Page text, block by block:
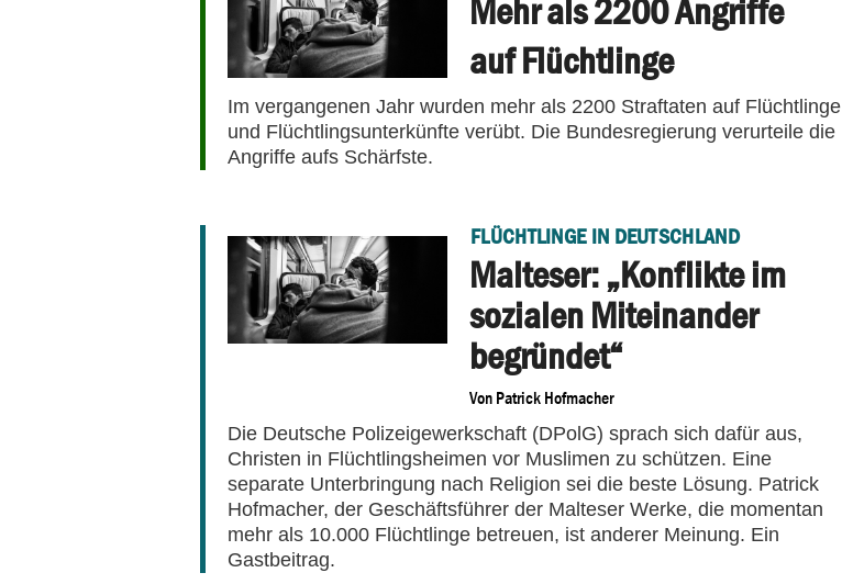
Mehr als 2200 Angriffe
auf Flüchtlinge
Im vergangenen Jahr wurden mehr als 2200 Straftaten auf Flüchtlinge
und Flüchtlingsunterkünfte verübt. Die Bundesregierung verurteile die
Angriffe aufs Schärfste.
FLÜCHTLINGE IN DEUTSCHLAND
Malteser: „Konflikte im
sozialen Miteinander
begründet“
Von Patrick Hofmacher
Die Deutsche Polizeigewerkschaft (DPolG) sprach sich dafür aus,
Christen in Flüchtlingsheimen vor Muslimen zu schützen. Eine
separate Unterbringung nach Religion sei die beste Lösung. Patrick
Hofmacher, der Geschäftsführer der Malteser Werke, die momentan
mehr als 10.000 Flüchtlinge betreuen, ist anderer Meinung. Ein
Gastbeitrag.